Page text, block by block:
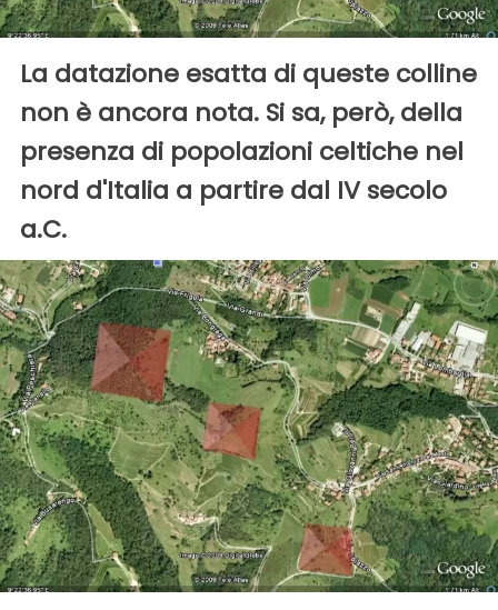
La datazione esatta di queste colline
non è ancora nota. Si sa, però, della
presenza di popolazioni celtiche nel
nord d'Italia a partire dal IV secolo
a.C.